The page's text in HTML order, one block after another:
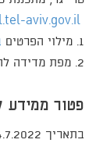
aviv.gov.il
1. מילוי הפרטים
2. מפת מדידה להיתר.
פטור ממידע